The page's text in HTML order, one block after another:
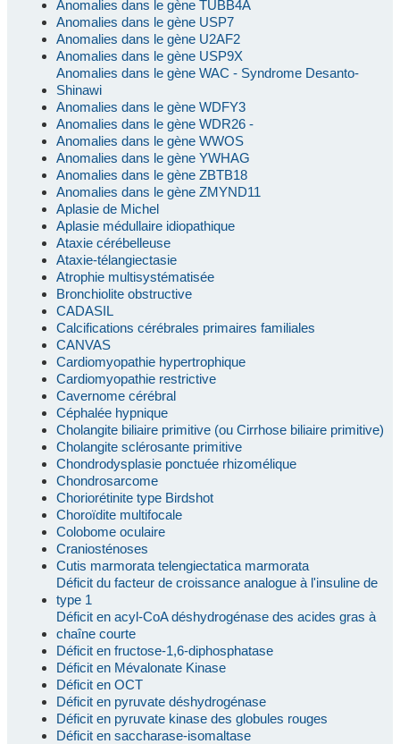
Anomalies dans le gène TUBB4A
Anomalies dans le gène USP7
Anomalies dans le gène U2AF2
Anomalies dans le gène USP9X
Anomalies dans le gène WAC - Syndrome Desanto-
Shinawi
Anomalies dans le gène WDFY3
Anomalies dans le gène WDR26 -
Anomalies dans le gène WWOS
Anomalies dans le gène YWHAG
Anomalies dans le gène ZBTB18
Anomalies dans le gène ZMYND11
Aplasie de Michel
Aplasie médullaire idiopathique
Ataxie cérébelleuse
Ataxie-télangiectasie
Atrophie multisystématisée
Bronchiolite obstructive
CADASIL
Calcifications cérébrales primaires familiales
CANVAS
Cardiomyopathie hypertrophique
Cardiomyopathie restrictive
Cavernome cérébral
Céphalée hypnique
Cholangite biliaire primitive (ou Cirrhose biliaire primitive)
Cholangite sclérosante primitive
Chondrodysplasie ponctuée rhizomélique
Chondrosarcome
Choriorétinite type Birdshot
Choroïdite multifocale
Colobome oculaire
Craniosténoses
Cutis marmorata telengiectatica marmorata
Déficit du facteur de croissance analogue à l'insuline de
type 1
Déficit en acyl-CoA déshydrogénase des acides gras à
chaîne courte
Déficit en fructose-1,6-diphosphatase
Déficit en Mévalonate Kinase
Déficit en OCT
Déficit en pyruvate déshydrogénase
Déficit en pyruvate kinase des globules rouges
Déficit en saccharase-isomaltase